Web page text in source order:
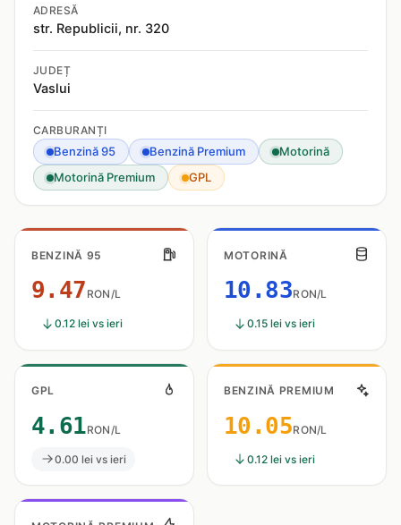
ADRESĂ
str. Republicii, nr. 320
JUDEȚ
Vaslui
CARBURANȚI
Benzină 95 Benzină Premium
Motorină
Motorină Premium
GPL
BENZINĂ 95
9.47 RON/L
0.12 lei vs ieri
MOTORINĂ
10.83RON/L
0.15 lei vs ieri
GPL
4.61RON/L
0.00 lei vs ieri
BENZINĂ PREMIUM
10.05RON/L
0.12 lei vs ieri